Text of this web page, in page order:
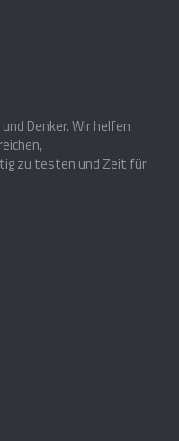
Denker. Wir helfen
zu testen und Zeit für